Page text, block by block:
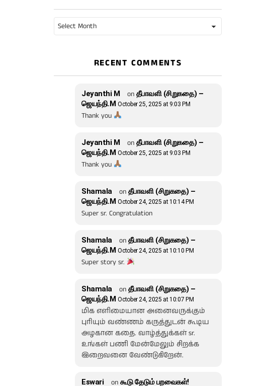
RECENT COMMENTS
Jeyanthi M on தீபாவளி (சிறுகதை) –
ஜெயந்தி.M October 25, 2025 at 9:03 PM
Thank you
Jeyanthi M on தீபாவளி (சிறுகதை) –
ஜெயந்தி.M October 25, 2025 at 9:03 PM
Thank you
Shamala onதீபாவளி (சிறுகதை) –
ஜெயந்தி.M October 24, 2025 at 10:14 PM
Super sr. Congratulation
Shamala onதீபாவளி (சிறுகதை) –
ஜெயந்தி.M October 24, 2025 at 10:10 PM
Super story sr.
Shamala onதீபாவளி (சிறுகதை) –
ஜெயந்தி.M October 24, 2025 at 10:07 PM
மிக எளிமையான அனைவருக்கும்
புரியும் வண்ணம் கருத்துடன் கூடிய
அழகான கதை. வாழ்த்துக்கள் sr.
உங்கள் பணி மேன்மேலும் சிறக்க
இறைவனை வேண்டுகிறேன்.
Eswari on கூடு தேடும் பறவைகள்!